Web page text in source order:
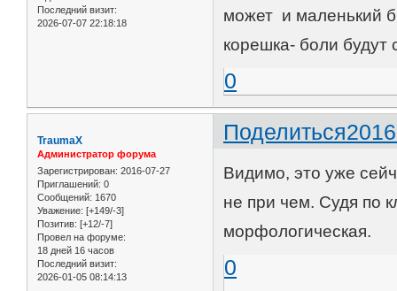
Последний визит:
2026-07-07 22:18:18
может и маленький
корешка- боли
0
Поделиться
TraumaX
Администратор форума
Зарегистрирован: 2016-07-27
Приглашений: 0
Сообщений: 1670
Уважение: [+149/-3]
Позитив: [+12/-7]
Провел на форуме:
18 дней 16 часов
Последний визит:
2026-01-05 08:14:13
Видимо, это уже
не при чем. Судя по
морфологическая.
0